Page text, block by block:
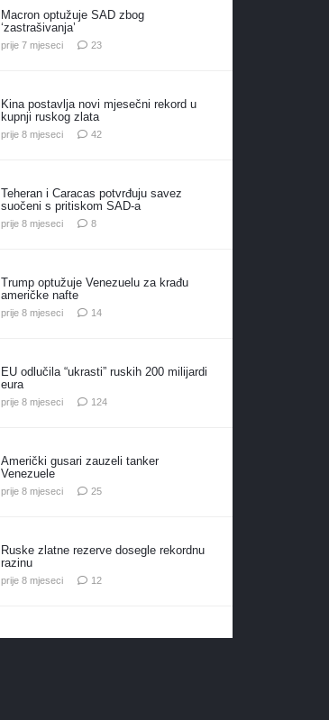
Macron optužuje SAD zbog
‘zastrašivanja’
prije 7 mjeseci 23komentara
Kina postavlja novi mjesečni rekord u
kupnji ruskog zlata
prije 8 mjeseci 42komentara
Teheran i Caracas potvrđuju savez
suočeni s pritiskom SAD-a
prije 8 mjeseci 8komentara
Trump optužuje Venezuelu za krađu
američke nafte
prije 8 mjeseci 14komentara
EU odlučila “ukrasti” ruskih 200 milijardi
eura
prije 8 mjeseci 124komentara
Američki gusari zauzeli tanker
Venezuele
prije 8 mjeseci 25komentara
Ruske zlatne rezerve dosegle rekordnu
razinu
prije 8 mjeseci 12komentara